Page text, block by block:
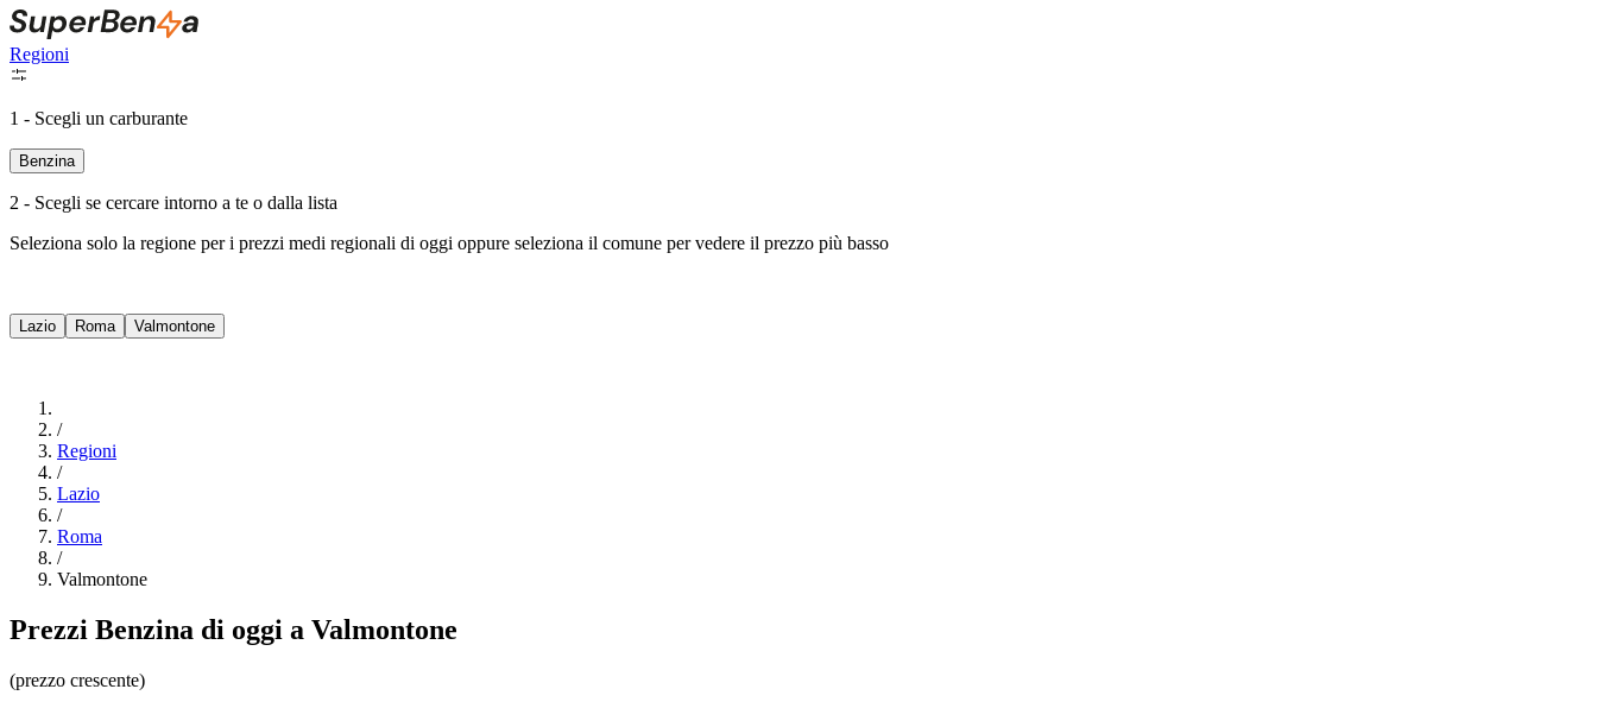
Regioni
1 - Scegli un carburante
Benzina
2 - Scegli se cercare intorno a te o dalla lista
Seleziona solo la regione per i prezzi medi regionali di oggi oppure seleziona il comune per vedere il prezzo più basso
Lazio Roma Valmontone
/
Regioni
/
Lazio
/
Roma
/
Valmontone
Prezzi Benzina di oggi a Valmontone
(prezzo crescente)